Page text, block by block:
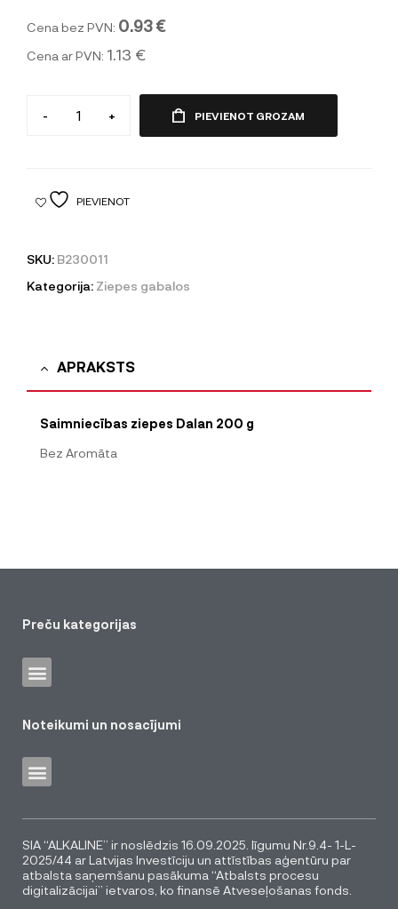
Cena bez PVN: 0.93 €
Cena ar PVN: 1.13 €
- + PIEVIENOT GROZAM
PIEVIENOT
SKU: B230011
Kategorija: Ziepes gabalos
APRAKSTS
Saimniecības ziepes Dalan 200 g
Bez Aromāta
Preču kategorijas
Noteikumi un nosacījumi
SIA “ALKALINE” ir noslēdzis 16.09.2025. līgumu Nr.9.4- 1-L-
2025/44 ar Latvijas Investīciju un attīstības aģentūru par
atbalsta saņemšanu pasākuma “Atbalsts procesu
digitalizācijai” ietvaros, ko finansē Atveseļošanas fonds.